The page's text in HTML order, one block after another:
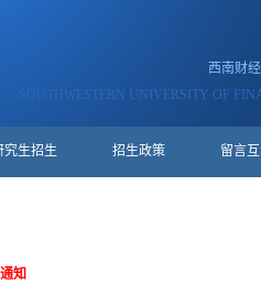
西南财
SOUTHWESTERN UNIVERSITY OF
究生招生 招生政策 留言
知